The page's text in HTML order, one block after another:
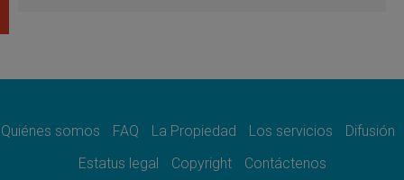
08.08.2026
08.08.2026
del Buen Consejo de Genazzano
Quiénes somos FAQ La Propiedad Los servicios
Difusión
Estatus legal
Copyright Contáctenos